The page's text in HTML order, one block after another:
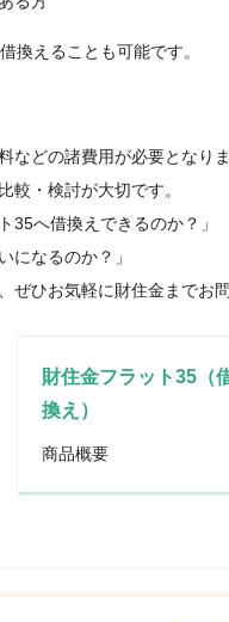
換えることも可能です。
などの諸費用が必要となり
較・検討が大切です。
35へ借換えできるのか？」
になるのか？」
ぜひお気軽に財住金までお
財住金フラット35（
換え）
商品概要